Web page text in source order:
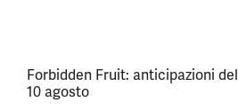
Forbidden Fruit: anticipazioni
10 agosto